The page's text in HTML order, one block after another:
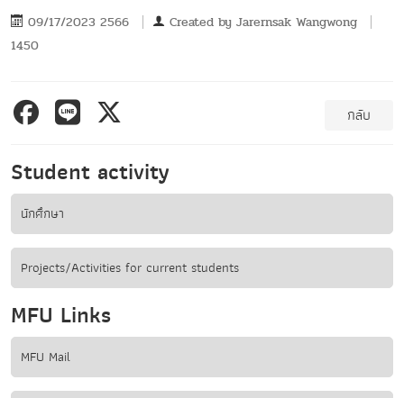
09/17/2023 2566 Created by Jarernsak Wangwong
1450
กลับ
Student activity
นักศึกษา
Projects/Activities for current students
MFU Links
MFU Mail